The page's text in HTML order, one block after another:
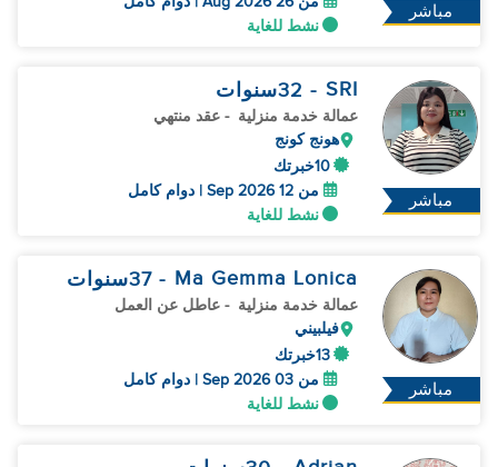
مباشر
نشط للغاية
مباشر
SRI
- 32 سنوات
عمالة خدمة منزلية - عقد منتهي
هونج كونج
10خبرتك
من 12 Sep 2026 | دوام كامل
نشط للغاية
مباشر
Ma Gemma Lonica
- 37 سنوات
عمالة خدمة منزلية - عاطل عن العمل
فيلبيني
13خبرتك
من 03 Sep 2026 | دوام كامل
نشط للغاية